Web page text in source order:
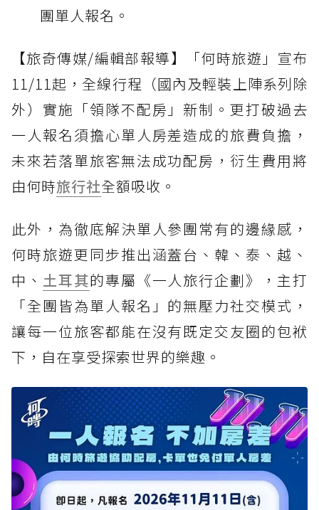
團單人報名。
【旅奇傳媒/編輯部報導】「何時旅遊」宣布
11/11起，全線行程（國內及輕裝上陣系列除
外）實施「領隊不配房」新制。更打破過去
一人報名須擔心單人房差造成的旅費負擔，
未來若落單旅客無法成功配房，衍生費用將
由何時旅行社全額吸收。
此外，為徹底解決單人參團常有的邊緣感，
何時旅遊更同步推出涵蓋台、韓、泰、越、
中、 土耳其的專屬《一人旅行企劃》，主打
「全團皆為單人報名」的無壓力社交模式，
讓每一位旅客都能在沒有既定交友圈的包袱
下，自在享受探索世界的樂趣。